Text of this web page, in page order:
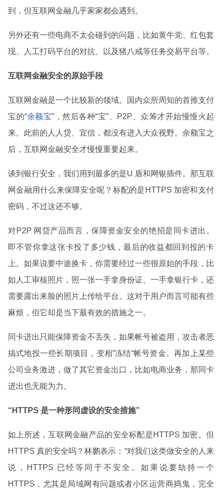
到，但互联网金融几乎家家都会遇到。
另外还有一些电商不太会碰到的问题，比如黄牛党、红包套
现、人工打码平台的对抗、以及猪八戒等任务交易平台等。
互联网金融安全的原始手段
互联网金融是一个比较新的领域。国内众所周知的首推支付
宝的“余额宝”，然后各种“宝”、P2P、众筹才开始慢慢火起
来。此前的人人贷、宜信，都没有进入大众视野。余额宝之
后，互联网金融安全才慢慢重要起来。
谈到银行安全，我们用到最多的是U 盾和网银插件。那互联
网金融用什么来保障安全呢？标配的是HTTPS 加密和支付
密码，不过这还不够。
对P2P 网贷产品而言，保障资金安全的绝招是同卡进出。
即不管你拿这张卡投了多少钱，最后的收益都回到投的卡
上。如果说要中途换卡，你需要经过一些很原始的手段，比
如人工审核照片，照一张一手拿身份证、一手拿银行卡，还
需要露出来脸的照片上传给平台。这对于用户而言可能有些
麻烦，但它却是当下最有效的措施之一。
同卡进出只能保障资金不丢失，如果帐号被盗用，攻击者恶
搞式地投一些长期项目，变相”冻结“帐号资金。再加上某些
公司业务激进，做了其它资金出口，比如电商业务，那同卡
进出也无能为力。
“HTTPS 是一种形同虚设的安全措施”
如上所述，互联网金融产品的安全标配是HTTPS 加密。但
HTTPS 真的安全吗？林鹏表示：“对我们这类做安全的人来
说，HTTPS 已经等同于不安全。如果说要劫持一个
HTTPS，尤其是局域网有问题或者小区运营商捣鬼，完全